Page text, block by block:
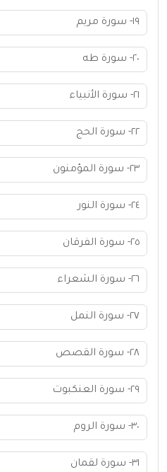
١٩- سورة مريم
٢٠- سورة طه
٢١- سورة الأنبياء
٢٢- سورة الحج
٢٣- سورة المؤمنون
٢٤- سورة النور
٢٥- سورة الفرقان
٢٦- سورة الشعراء
٢٧- سورة النمل
٢٨- سورة القصص
٢٩- سورة العنكبوت
٣٠- سورة الروم
٣١- سورة لقمان